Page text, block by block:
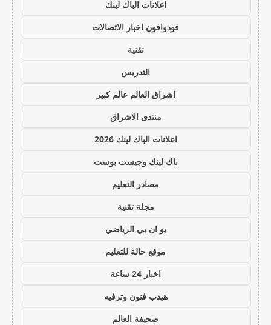
اعلانات الباك لينك
فودوافون اخبار الاتصالات
تقنية
التدريس
اشراق العالم عالم كبير
منتدى الاشراق
اعلانات الباك لينك 2026
باك لينك وجيست بوست
مصادر التعليم
مجلة تقنية
يو ان بي الرياضي
موقع حالة للتعليم
اخبار 24 ساعة
هيدب فنون وترفيه
صحيفة العالم